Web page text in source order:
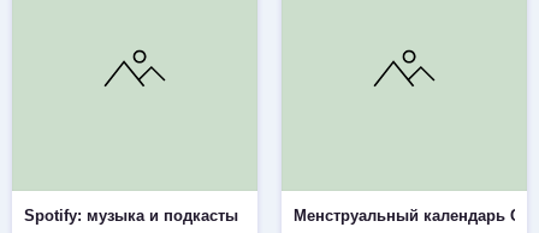
Spotify: музыка и подкасты
Менструальный календарь